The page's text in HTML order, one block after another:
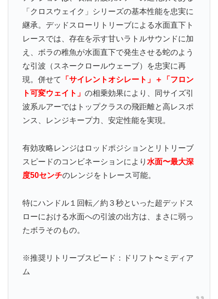
「クロスウェイク」シリーズの基本性能を忠実に
継承。デッドスローリトリーブによる水面直下ト
レースでは、存在を示す甘いラトルサウンドに加
え、ボラの稚魚が水面直下で発生させる蛇のよう
な引波（スネークロールウェーブ）を忠実に再
現。併せて
「サイレントオシレート」＋「フロン
ト可変ウェイト」 の相乗効果により、同サイズ引
波系ルアーではトップクラスの飛距離と高レスポ
ンス、レンジキープ力、安定性能を実現。
有効攻略レンジはロッドポジションとリトリーブ
スピードのコンビネーションにより 水面〜最大深
度50センチのレンジをトレース可能。
特にハンドル１回転／約３秒といった超デッドス
ローにおける水面への引波の出方は、まさに弱っ
たボラそのもの。
※推奨リトリーブスピード：ドリフト〜ミディア
ム